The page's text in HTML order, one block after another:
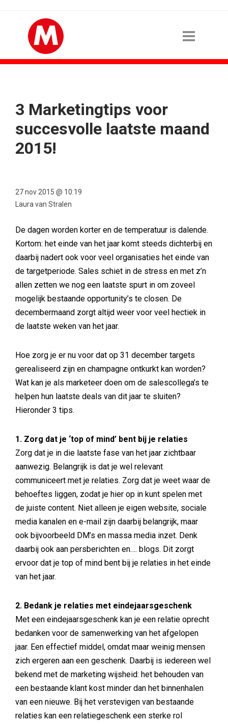
3 Marketingtips voor
succesvolle laatste maand
2015!
27 nov 2015 @ 10:19
Laura van Stralen
De dagen worden korter en de temperatuur is dalende.
Kortom: het einde van het jaar komt steeds dichterbij en
daarbij nadert ook voor veel organisaties het einde van
de targetperiode. Sales schiet in de stress en met z’n
allen zetten we nog een laatste spurt in om zoveel
mogelijk bestaande opportunity’s te closen. De
decembermaand zorgt altijd weer voor veel hectiek in
de laatste weken van het jaar.
Hoe zorg je er nu voor dat op 31 december targets
gerealiseerd zijn en champagne ontkurkt kan worden?
Wat kan je als marketeer doen om de salescollega’s te
helpen hun laatste deals van dit jaar te sluiten?
Hieronder 3 tips.
1. Zorg dat je ‘top of mind’ bent bij je relaties
Zorg dat je in die laatste fase van het jaar zichtbaar
aanwezig. Belangrijk is dat je wel relevant
communiceert met je relaties. Zorg dat je weet waar de
behoeftes liggen, zodat je hier op in kunt spelen met
de juiste content. Niet alleen je eigen website, sociale
media kanalen en e-mail zijn daarbij belangrijk, maar
ook bijvoorbeeld DM’s en massa media inzet. Denk
daarbij ook aan persberichten en…. blogs. Dit zorgt
ervoor dat je top of mind bent bij je relaties in het einde
van het jaar.
2. Bedank je relaties met eindejaarsgeschenk
Met een eindejaarsgeschenk kan je een relatie oprecht
bedanken voor de samenwerking van het afgelopen
jaar. Een effectief middel, omdat maar weinig mensen
zich ergeren aan een geschenk. Daarbij is iedereen wel
bekend met de marketing wijsheid: het behouden van
een bestaande klant kost minder dan het binnenhalen
van een nieuwe. Bij het verstevigen van bestaande
relaties kan een relatiegeschenk een sterke rol